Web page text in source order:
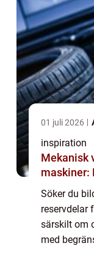
01 juli 2026
inspiration
Mekanisk
maskiner:
Söker du
reservdelar
särskilt om
med